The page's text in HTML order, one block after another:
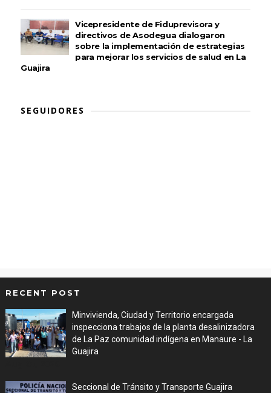
Vicepresidente de Fiduprevisora y
directivos de Asodegua dialogaron
sobre la implementación de estrategias
para mejorar los servicios de salud en La
Guajira
SEGUIDORES
RECENT POST
Minvivienda, Ciudad y Territorio encargada
inspecciona trabajos de la planta desalinizadora
de La Paz comunidad indígena en Manaure - La
Guajira
Seccional de Tránsito y Transporte Guajira